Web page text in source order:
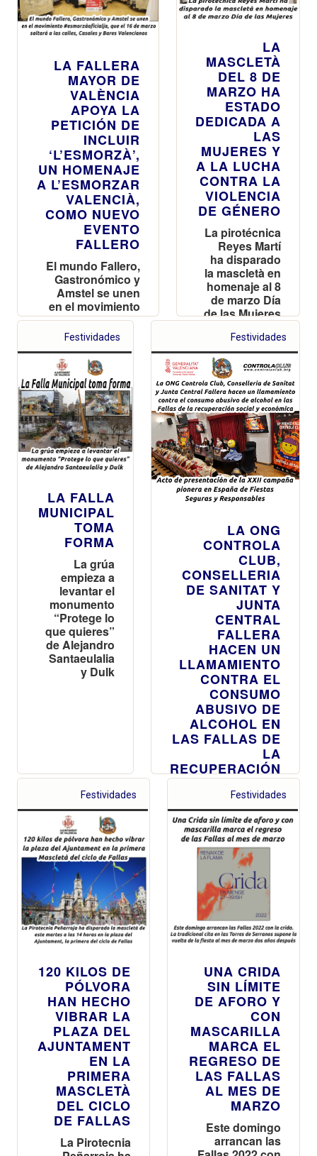
LA FALLERA
MAYOR DE
VALÈNCIA
APOYA LA
PETICIÓN DE
INCLUIR
‘L’ESMORZÀ’,
UN HOMENAJE
A L’ESMORZAR
VALENCIÀ,
COMO NUEVO
EVENTO
FALLERO
El mundo Fallero,
Gastronómico y
Amstel se unen
en el movimiento
#esmorzàoficialja,
que el 16 de
las calles,
Casales y Bares
Valencianos
LA
MASCLETÀ
DEL 8 DE
MARZO HA
ESTADO
DEDICADA A
LAS
MUJERES Y
A LA LUCHA
CONTRA LA
VIOLENCIA
DE GÉNERO
La pirotécnica
Reyes Martí
ha disparado
la mascletà en
homenaje al 8
de marzo Día
de las Mujeres
Festividades
LA FALLA
MUNICIPAL
TOMA
FORMA
La grúa
empieza a
levantar el
monumento
“Protege lo
que quieres”
de Alejandro
Santaeulalia
y Dulk
Festividades
LA ONG
CONTROLA
CLUB,
CONSELLERIA
DE SANITAT Y
JUNTA
CENTRAL
FALLERA
HACEN UN
LLAMAMIENTO
CONTRA EL
CONSUMO
ABUSIVO DE
ALCOHOL EN
LAS FALLAS DE
LA
RECUPERACIÓN
SOCIAL Y
ECONÓMICA
Acto de
presentación de la
XXII campaña
pionera en España
de Fiestas Seguras
y Responsables
Festividades
120 KILOS DE
PÓLVORA
HAN HECHO
VIBRAR LA
PLAZA DEL
AJUNTAMENT
EN LA
PRIMERA
MASCLETÀ
DEL CICLO
DE FALLAS
La Pirotecnia
Festividades
UNA CRIDA
SIN LÍMITE
DE AFORO Y
CON
MASCARILLA
MARCA EL
REGRESO DE
LAS FALLAS
AL MES DE
MARZO
Este domingo
arrancan las